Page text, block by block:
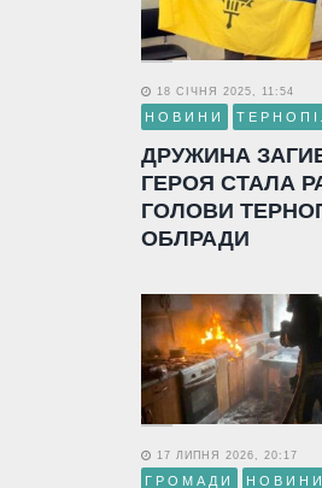
18 СІЧНЯ 2025, 11:54
НОВИНИ
ДРУЖИНА
ГЕРОЯ СТАЛА
ГОЛОВИ
ОБЛРАДИ
17 ЛИПНЯ 2026, 20:17
ГРОМАДИ НОВИНИ